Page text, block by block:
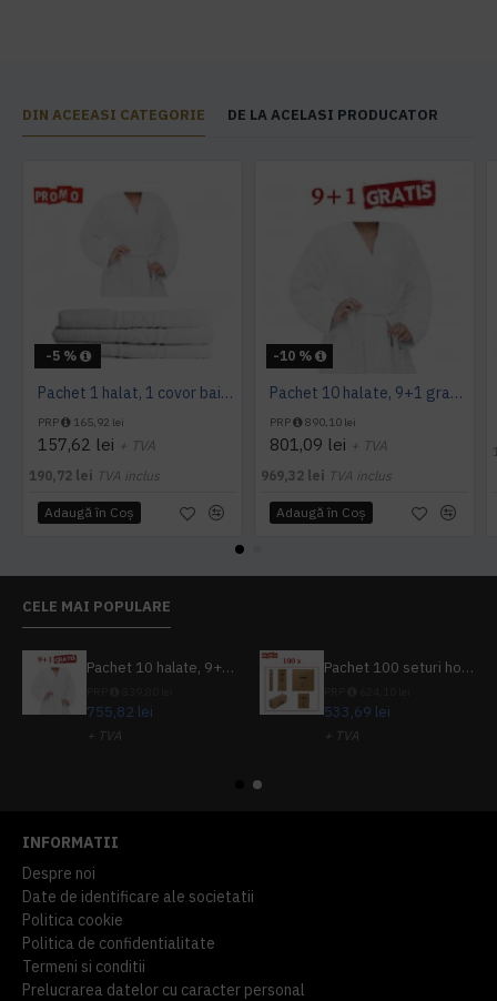
DIN ACEEASI CATEGORIE DE LA ACELASI PRODUCATOR
-5 %
Pachet 1 halat, 1 covor baie si 2 prosoape
PRP 165,92 lei
157,62 lei + TVA
190,72 lei TVA inclus
Adaugă în Coş
-10 %
Pachet 10 halate, 9+1 gratuit
PRP 890,10 lei
801,09 lei + TVA
969,32 lei TVA inclus
Adaugă în Coş
CELE MAI POPULARE
Pachet 10 halate, 9+1 gratuit
755,82 lei
+ TVA
Pachet 100 seturi hoteliere, set dentar, set barbierit, casca de dus, pila unghii, set cusut
533,69 lei
+ TVA
INFORMATII
Despre noi
Date de identificare ale societatii
Politica cookie
Politica de confidentialitate
Termeni si conditii
Prelucrarea datelor cu caracter personal